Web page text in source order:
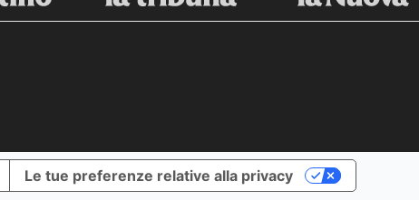
Le tue preferenze relative alla privacy